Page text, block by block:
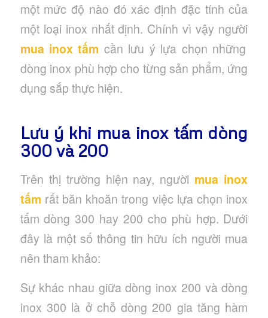
một mức độ nào đó xác định đặc tính của
một loại inox nhất định. Chính vì vậy người
mua inox tấm cần lưu ý lựa chọn những
dòng inox phù hợp cho từng sản phẩm, ứng
dụng sắp thực hiện.
Lưu ý khi mua inox tấm dòng
300 và 200
Trên thị trường hiện nay, người mua inox
tấm rất băn khoăn trong việc lựa chọn inox
tấm dòng 300 hay 200 cho phù hợp. Dưới
đây là một số thông tin hữu ích người mua
nên tham khảo:
Sự khác nhau giữa dòng inox 200 và dòng
inox 300 là ở chỗ dòng 200 gia tăng hàm